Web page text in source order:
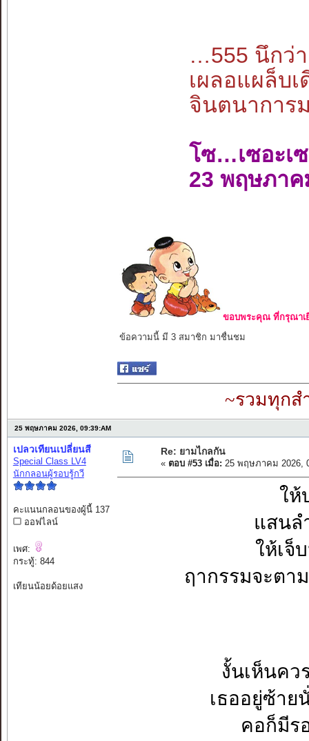
…555 นึกว่
เผลอแผล็บเ
จินตนาการ
โซ…เซอะเ
23 พฤษภาค
ขอบพระคุณ ที่กรุณาเ
ข้อความนี้ มี 3 สมาชิก มาชื่นชม
~รวมทุกส
25 พฤษภาคม 2026, 09:39:AM
เปลวเทียนเปลี่ยนสี
Special Class LV4
นักกลอนผู้รอบรู้กวี
คะแนนกลอนของผู้นี้ 137
ออฟไลน์
เพศ:
กระทู้: 844
เทียนน้อยด้อยแสง
Re: ยามไกลกัน
« ตอบ #53 เมื่อ: 25 พฤษภาคม 2026,
ให้
แสนล
ให้เจ็
ฤากรรมจะตา
งั้นเห็นคว
เธออยู่ซ้าย
คอก็มีร